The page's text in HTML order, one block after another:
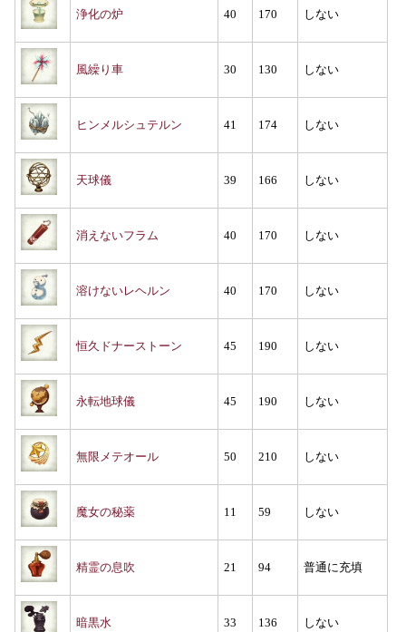
浄化の炉 40 170 しない
風繰り車 30 130 しない
ヒンメルシュテルン 41 174 しない
天球儀 39 166 しない
消えないフラム 40 170 しない
溶けないレヘルン 40 170 しない
恒久ドナーストーン 45 190 しない
永転地球儀 45 190 しない
無限メテオール 50 210 しない
魔女の秘薬 11 59 しない
精霊の息吹 21 94 普通に充填
暗黒水 33 136 しない